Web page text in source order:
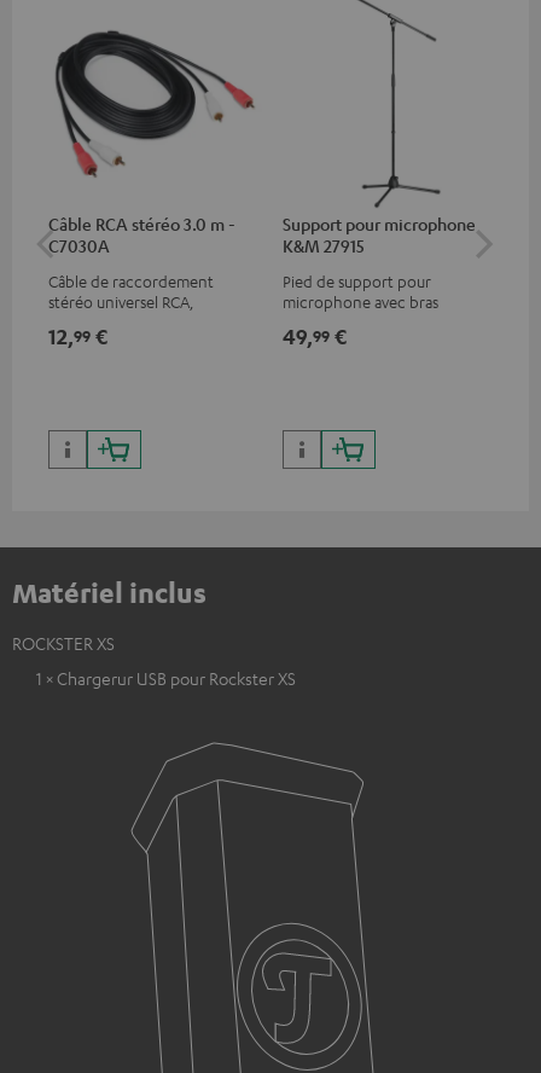
Câble RCA stéréo 3.0 m -
C7030A
Câble de raccordement
stéréo universel RCA,
appareils équipés de prises
12,99 €
Support pour microphone
K&M 27915
Pied de support pour
microphone avec bras
compatible avec tous les
49,99 €
Matériel inclus
ROCKSTER XS
1 × Chargerur USB pour Rockster XS